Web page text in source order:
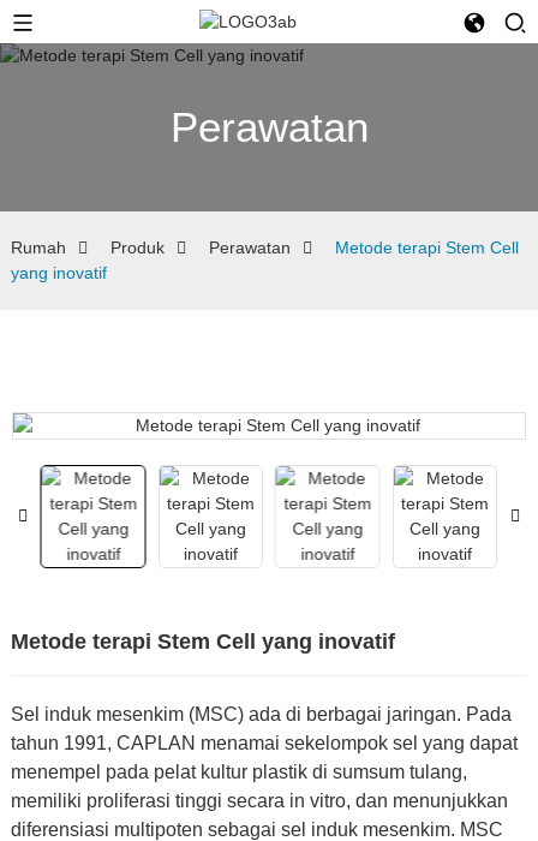
Perawatan
Rumah Produk Perawatan
Metode terapi Stem Cell
yang inovatif
Metode terapi Stem Cell yang inovatif
Sel induk mesenkim (MSC) ada di berbagai jaringan. Pada
tahun 1991, CAPLAN menamai sekelompok sel yang dapat
menempel pada pelat kultur plastik di sumsum tulang,
memiliki proliferasi tinggi secara in vitro, dan menunjukkan
diferensiasi multipoten sebagai sel induk mesenkim. MSC